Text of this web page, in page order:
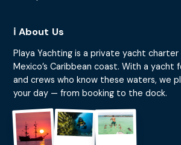
ℹ️ About Us
Playa Yachting is a private yacht
Mexico’s Caribbean coast. With a yacht
and crews who know these waters, we
your day — from booking to the dock.